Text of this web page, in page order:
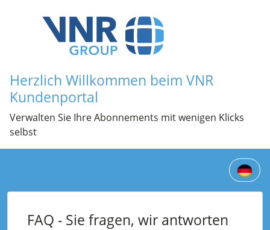
Herzlich Willkommen beim VNR
Kundenportal
Verwalten Sie Ihre Abonnements mit wenigen Klicks
selbst
FAQ - Sie fragen, wir antworten